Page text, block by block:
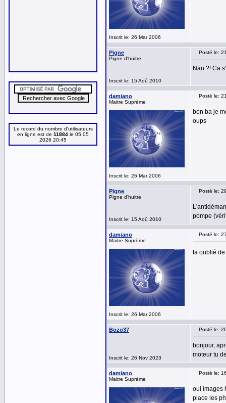
Le record du nombre d'utilisateurs
en ligne est de 11884 le 05 05
2026 20:45
Inscrit le: 26 Mar 2006
Pigne
Pigne d'huitre
Inscrit le: 15 Aoû 2010
Posté le:
Nan ?! Ca
damiano
Maitre Suprème
Inscrit le: 26 Mar 2006
Posté le:
bon ba je
oups
Pigne
Pigne d'huitre
Inscrit le: 15 Aoû 2010
Posté le:
pompe
damiano
Maitre Suprème
Inscrit le: 26 Mar 2006
Posté le:
ta oublié
Bozo37
Inscrit le: 26 Nov 2023
Posté le:
bonjour,
moteur tu
damiano
Maitre Suprème
Posté le:
oui images
place les